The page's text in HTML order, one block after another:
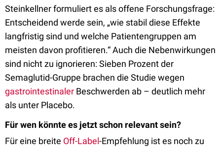
Steinkellner formuliert es als offene Forschungsfrage:
Entscheidend werde sein, „wie stabil diese Effekte
langfristig sind und welche Patientengruppen am
meisten davon profitieren.“ Auch die Nebenwirkungen
sind nicht zu ignorieren: Sieben Prozent der
Semaglutid-Gruppe brachen die Studie wegen
gastrointestinaler Beschwerden ab – deutlich mehr
als unter Placebo.
Für wen könnte es jetzt schon relevant sein?
Für eine breite Off-Label-Empfehlung ist es noch zu